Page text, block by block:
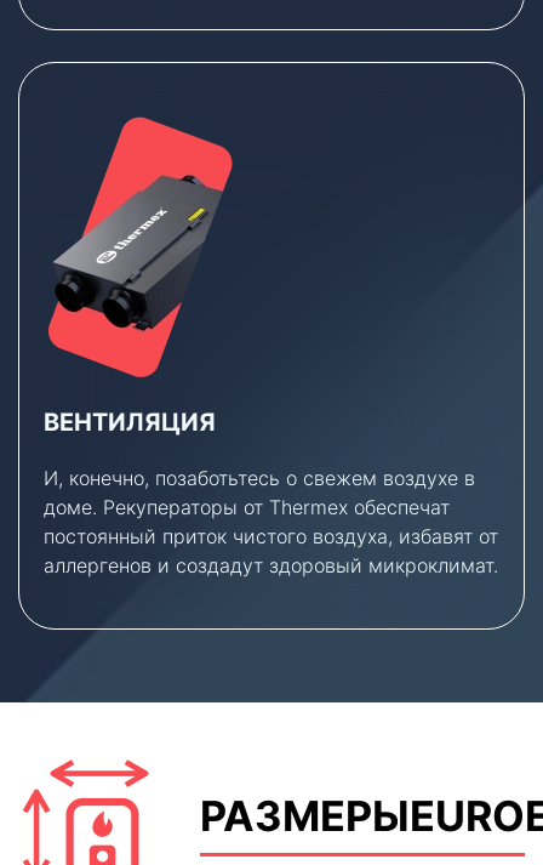
ВЕНТИЛЯЦИЯ
И, конечно, позаботьтесь о свежем воздухе в
доме. Рекуператоры от Thermex обеспечат
постоянный приток чистого воздуха, избавят от
аллергенов и создадут здоровый микроклимат.